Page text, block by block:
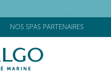
NOS SPAS PARTENAIRES